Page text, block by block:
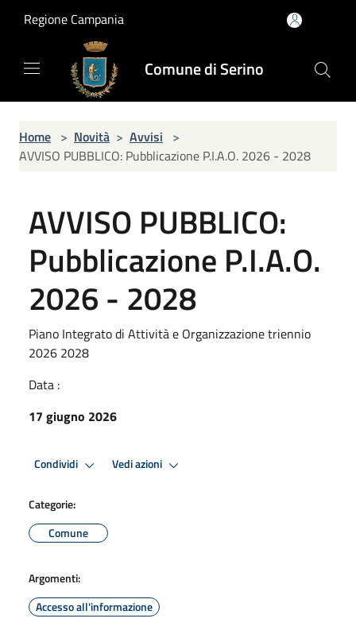
Regione Campania
Comune di Serino
Home > Novità > Avvisi >
AVVISO PUBBLICO: Pubblicazione P.I.A.O. 2026 - 2028
AVVISO PUBBLICO:
Pubblicazione P.I.A.O.
2026 - 2028
Piano Integrato di Attività e Organizzazione triennio
2026 2028
Data :
17 giugno 2026
Condividi Vedi azioni
Categorie:
Comune
Argomenti:
Accesso all'informazione